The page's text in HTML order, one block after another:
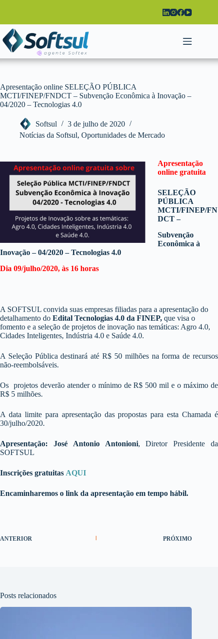
conteúdo
Apresentação online SELEÇÃO PÚBLICA
MCTI/FINEP/FNDCT – Subvenção Econômica à Inovação –
04/2020 – Tecnologias 4.0
Softsul
3 de julho de 2020
Notícias da Softsul, Oportunidades de Mercado
Apresentação
online gratuita
SELEÇÃO
PÚBLICA
MCTI/FINEP/FN
DCT –
Subvenção
Econômica à
Inovação – 04/2020 – Tecnologias 4.0
Dia 09/julho/2020, às 16 horas
A SOFTSUL convida suas empresas filiadas para a apresentação do
detalhamento do Edital Tecnologias 4.0 da FINEP, que visa o
fomento e a seleção de projetos de inovação nas temáticas: Agro 4.0,
Cidades Inteligentes, Indústria 4.0 e Saúde 4.0.
A Seleção Pública destinará até R$ 50 milhões na forma de recursos
não-reembolsáveis.
Os projetos deverão atender o mínimo de R$ 500 mil e o máximo de
R$ 5 milhões.
A data limite para apresentação das propostas para esta Chamada é
30/julho/2020.
Apresentação: José Antonio Antonioni, Diretor Presidente da
SOFTSUL
Inscrições gratuitas AQUI
Encaminharemos o link da apresentação em tempo hábil.
ANTERIOR PRÓXIMO
Posts relacionados